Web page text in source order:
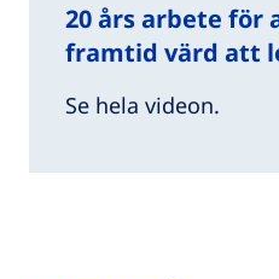
20 års arbete för
framtid värd att
Se hela videon.